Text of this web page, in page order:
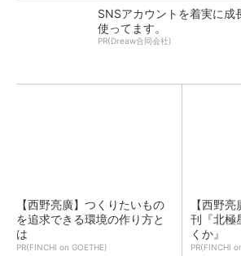
SNSアカウントを着実に成
使ってます。
PR(Dreaw合同会社)
【西野亮廣】つくりたいもの
を追求できる環境の作り方と
は
PR(FINCHI on GOETHE)
【西野
刊『北
くか』
PR(FINCHI